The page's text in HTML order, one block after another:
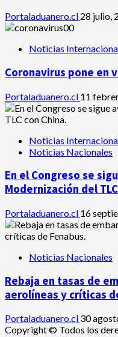
Portaladuanero.cl 28 julio,
Noticias
Coronavirus pone en
Portaladuanero.cl 11
Noticias
Noticias Nacionales
En el Congreso se
Modernización del
Portaladuanero.cl 16
Noticias Nacionales
Rebaja en tasas de
aerolíneas y críticas
Portaladuanero.cl 30
Copyright © Todos los